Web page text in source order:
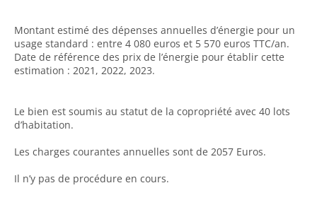
Montant estimé des dépenses annuelles d’énergie pour un
usage standard : entre 4 080 euros et 5 570 euros TTC/an.
Date de référence des prix de l’énergie pour établir cette
estimation : 2021, 2022, 2023.
Le bien est soumis au statut de la copropriété avec 40 lots
d’habitation.
Les charges courantes annuelles sont de 2057 Euros.
Il n’y pas de procédure en cours.